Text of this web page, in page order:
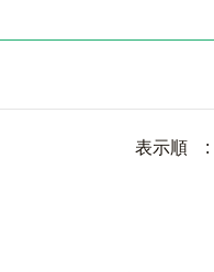
表示順